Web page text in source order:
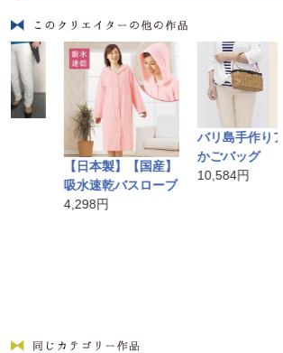
【日本製】【国産】
吸水速乾バスローブ
4,298円
バリ島手作りアタ製
かごバッグ
10,584円